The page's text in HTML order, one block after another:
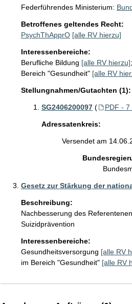
Federführendes Ministerium:
Betroffenes geltendes Recht:
PsychThApprO [alle RV hierzu]
Interessenbereiche:
Berufliche Bildung [alle RV hierzu];
Bereich "Gesundheit" [alle RV
Stellungnahmen/Gutachten (1):
SG2406200097 ( PDF - 7
Adressatenkreis:
Versendet am
Gesetz zur Stärkung der
Beschreibung:
Nachbesserung des
Suizidprävention
Interessenbereiche:
Gesundheitsversorgung [alle RV
im Bereich "Gesundheit" [alle RV